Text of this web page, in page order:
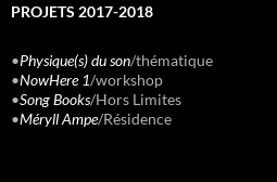
PROJETS 2017-2018
•Physique(s) du son/thématique
•NowHere 1/workshop
•Song Books/Hors Limites
•Méryll Ampe/Résidence